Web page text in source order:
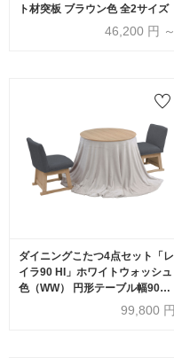
ト材突板 ブラウン色 全2サイズ
46,200 円 ～
ダイニングこたつ4点セット「レ
イラ90 HI」ホワイトウォッシュ
色（WW） 円形テーブル幅90cm
＋回転椅子2脚＋こたつ布団
99,800 円